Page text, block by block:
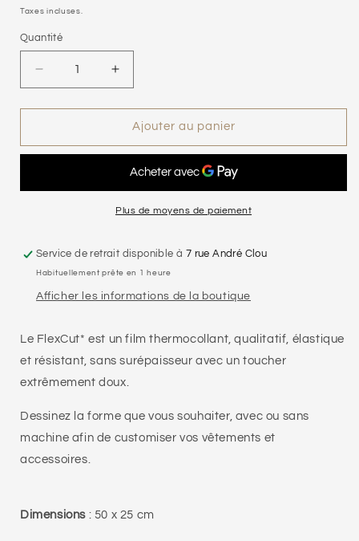
habituel
Taxes incluses.
Quantité
Réduire
la
quantité
Feuille
50
Velours
menthe
Augmenter
la
quantité
Feuille
flex
50
x
Velours
menthe
Ajouter au panier
Plus de moyens de paiement
Service de retrait disponible à 7 rue André Clou
Habituellement prête en 1 heure
Afficher les informations de la boutique
Le FlexCut* est un film thermocollant, qualitatif, élastique
et résistant, sans surépaisseur avec un toucher
extrêmement doux.
Dessinez la forme que vous souhaiter, avec ou sans
machine afin de customiser vos vêtements et
accessoires.
Dimensions : 50 x 25 cm